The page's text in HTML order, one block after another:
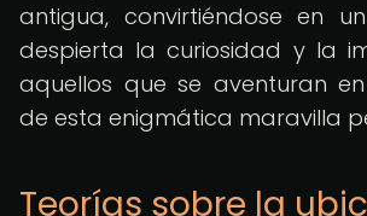
antigua, convirtiéndose en
despierta la curiosidad y la
aquellos que se aventuran
de esta enigmática maravilla
Teorías sobre la